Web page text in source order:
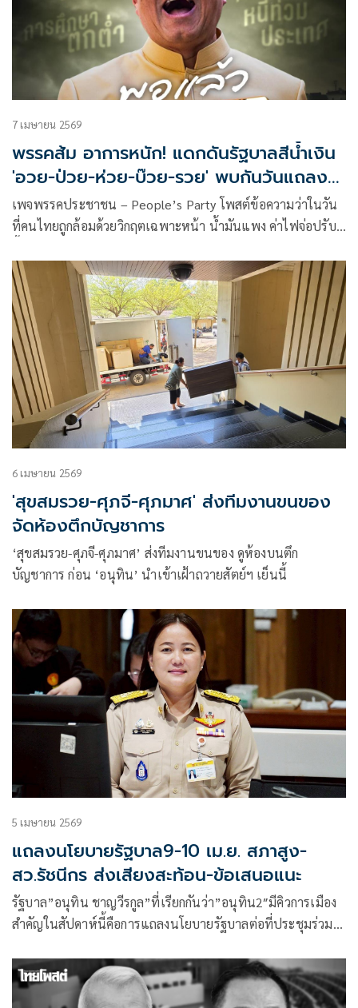
7 เมษายน 2569
พรรคส้ม อาการหนัก! แดกดันรัฐบาลสีน้ำเงิน
'อวย-ป่วย-ห่วย-บ๊วย-รวย' พบกันวันแถลง
นโยบาย
เพจพรรคประชาชน – People’s Party โพสต์ข้อความว่าในวัน
ที่คนไทยถูกล้อมด้วยวิกฤตเฉพาะหน้า น้ำมันแพง ค่าไฟจ่อปรับ
6 เมษายน 2569
'สุขสมรวย-ศุภจี-ศุภมาศ' ส่งทีมงานขนของ
จัดห้องตึกบัญชาการ
‘สุขสมรวย-ศุภจี-ศุภมาศ’ ส่งทีมงานขนของ ดูห้องบนตึก
บัญชาการ ก่อน ‘อนุทิน’ นำเข้าเฝ้าถวายสัตย์ฯ เย็นนี้
5 เมษายน 2569
แถลงนโยบายรัฐบาล9-10 เม.ย. สภาสูง-
สว.รัชนีกร ส่งเสียงสะท้อน-ข้อเสนอแนะ
รัฐบาล”อนุทิน ชาญวีรกูล”ที่เรียกกันว่า”อนุทิน2″มีคิวการเมือง
สำคัญในสัปดาห์นี้คือการแถลงนโยบายรัฐบาลต่อที่ประชุมร่วม